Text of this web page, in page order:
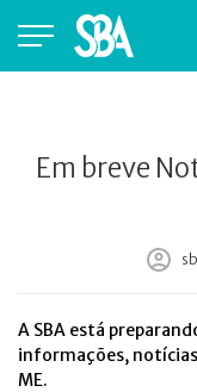
Em breve
A SBA está
informações,
ME.